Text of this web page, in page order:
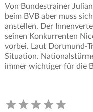
Von Bundestrainer
beim BVB aber muss
anstellen. Der
seinen Konkurrenten
vorbei. Laut Dortmund-
Situation.
immer wichtiger für die